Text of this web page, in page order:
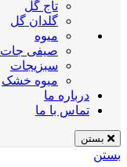
تاج گل
گلدان گل
میوه
صیفی جات
سبزیجات
میوه خشک
درباره ما
تماس با ما
بستن
بستن